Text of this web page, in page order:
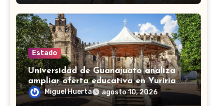
Estado
Universidad de Guanajuato analiza
ampliar oferta educativa en Yuriria
para cubrir demandas de la zona sur
Miguel Huerta agosto 10, 2026